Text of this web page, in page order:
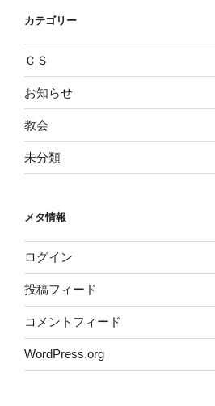
カテゴリー
ＣＳ
お知らせ
教会
未分類
メタ情報
ログイン
投稿フィード
コメントフィード
WordPress.org